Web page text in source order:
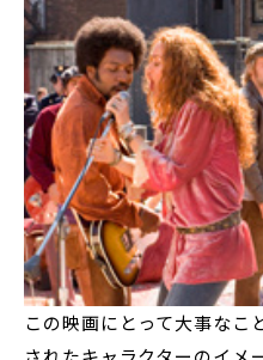
この映画にとって大事なこ